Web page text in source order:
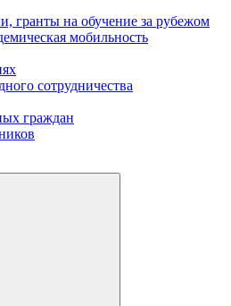
гранты на обучение за рубежом
мобильность
сотрудничества
граждан